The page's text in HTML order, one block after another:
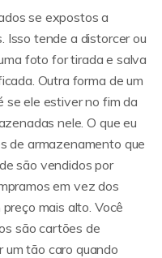
se expostos a
Isso tende a distorcer ou
foto for tirada e salva
Outra forma de um
se ele estiver no fim da
nele. O que eu
de armazenamento que
são vendidos por
em vez dos
mais alto. Você
são cartões de
um tão caro quando